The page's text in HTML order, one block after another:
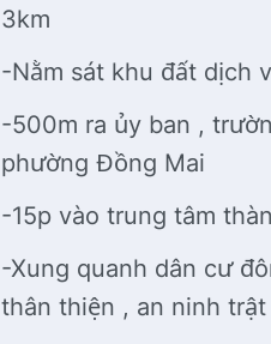
3km
-Nằm sát khu đất dịch
-500m ra ủy ban ,
phường Đồng Mai
-15p vào trung tâm
-Xung quanh dân cư
thân thiện , an ninh